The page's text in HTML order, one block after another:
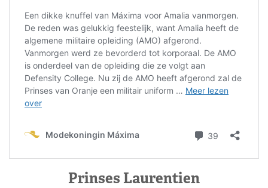
Prinses Laurentien